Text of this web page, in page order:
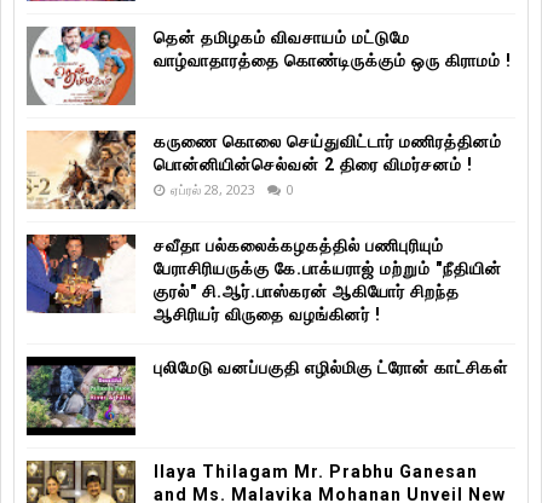
தென் தமிழகம் விவசாயம் மட்டுமே
வாழ்வாதாரத்தை கொண்டிருக்கும் ஒரு கிராமம் !
கருணை கொலை செய்துவிட்டார் மணிரத்தினம்
பொன்னியின்செல்வன் 2 திரை விமர்சனம் !
ஏப்ரல் 28, 2023 0
சவீதா பல்கலைக்கழகத்தில் பணிபுரியும்
பேராசிரியருக்கு கே.பாக்யராஜ் மற்றும் "நீதியின்
குரல்" சி.ஆர்.பாஸ்கரன் ஆகியோர் சிறந்த
ஆசிரியர் விருதை வழங்கினர் !
புலிமேடு வனப்பகுதி எழில்மிகு ட்ரோன் காட்சிகள்
Ilaya Thilagam Mr. Prabhu Ganesan
and Ms. Malavika Mohanan Unveil New